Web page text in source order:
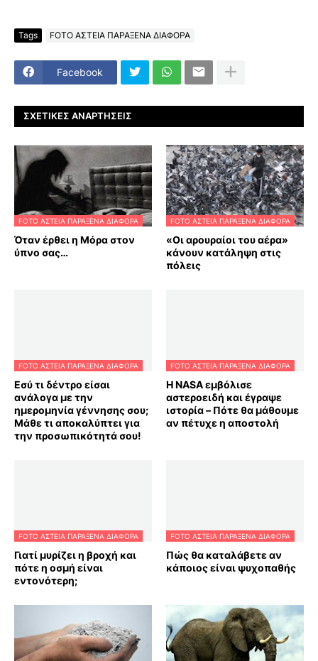
Tags FOTO ΑΣΤΕΙΑ ΠΑΡΑΞΕΝΑ ΔΙΑΦΟΡΑ
Facebook
ΣΧΕΤΙΚΈΣ ΑΝΑΡΤΉΣΕΙΣ
FOTO ΑΣΤΕΙΑ ΠΑΡΑΞΕΝΑ ΔΙΑΦΟΡΑ
Όταν έρθει η Μόρα στον
ύπνο σας…
FOTO ΑΣΤΕΙΑ ΠΑΡΑΞΕΝΑ ΔΙΑΦΟΡΑ
«Οι αρουραίοι του αέρα»
κάνουν κατάληψη στις
πόλεις
FOTO ΑΣΤΕΙΑ ΠΑΡΑΞΕΝΑ ΔΙΑΦΟΡΑ
Εσύ τι δέντρο είσαι
ανάλογα με την
ημερομηνία γέννησης σου;
Μάθε τι αποκαλύπτει για
την προσωπικότητά σου!
FOTO ΑΣΤΕΙΑ ΠΑΡΑΞΕΝΑ ΔΙΑΦΟΡΑ
Η NASA εμβόλισε
αστεροειδή και έγραψε
ιστορία – Πότε θα μάθουμε
αν πέτυχε η αποστολή
FOTO ΑΣΤΕΙΑ ΠΑΡΑΞΕΝΑ ΔΙΑΦΟΡΑ
Γιατί μυρίζει η βροχή και
πότε η οσμή είναι
εντονότερη;
FOTO ΑΣΤΕΙΑ ΠΑΡΑΞΕΝΑ ΔΙΑΦΟΡΑ
Πώς θα καταλάβετε αν
κάποιος είναι ψυχοπαθής